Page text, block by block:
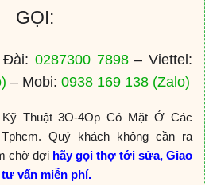
GỌI:
0287300 7898– Viettel:
– Mobi: 0938 169 138 (Zalo)
Thuật 3O-4Op Có Mặt Ở Các
Quý khách không cần ra
chờ đợi hãy gọi thợ tới sửa, Giao
vấn miễn phí.